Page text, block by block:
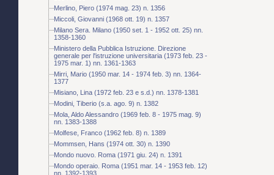
Merlino, Piero (1974 mag. 23) n. 1356
Miccoli, Giovanni (1968 ott. 19) n. 1357
Milano Sera. Milano (1950 set. 1 - 1952 ott. 25) nn.
1358-1360
Ministero della Pubblica Istruzione. Direzione
generale per l'istruzione universitaria (1973 feb. 23 -
1975 mar. 1) nn. 1361-1363
Mirri, Mario (1950 mar. 14 - 1974 feb. 3) nn. 1364-
1377
Misiano, Lina (1972 feb. 23 e s.d.) nn. 1378-1381
Modini, Tiberio (s.a. ago. 9) n. 1382
Mola, Aldo Alessandro (1969 feb. 8 - 1975 mag. 9)
nn. 1383-1388
Molfese, Franco (1962 feb. 8) n. 1389
Mommsen, Hans (1974 ott. 30) n. 1390
Mondo nuovo. Roma (1971 giu. 24) n. 1391
Mondo operaio. Roma (1951 mar. 14 - 1953 feb. 12)
nn. 1392-1393